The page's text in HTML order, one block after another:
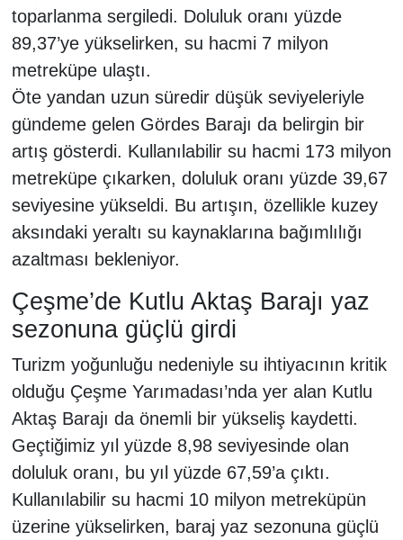
toparlanma sergiledi. Doluluk oranı yüzde
89,37’ye yükselirken, su hacmi 7 milyon
metreküpe ulaştı.
Öte yandan uzun süredir düşük seviyeleriyle
gündeme gelen Gördes Barajı da belirgin bir
artış gösterdi. Kullanılabilir su hacmi 173 milyon
metreküpe çıkarken, doluluk oranı yüzde 39,67
seviyesine yükseldi. Bu artışın, özellikle kuzey
aksındaki yeraltı su kaynaklarına bağımlılığı
azaltması bekleniyor.
Çeşme’de Kutlu Aktaş Barajı yaz
sezonuna güçlü girdi
Turizm yoğunluğu nedeniyle su ihtiyacının kritik
olduğu Çeşme Yarımadası’nda yer alan Kutlu
Aktaş Barajı da önemli bir yükseliş kaydetti.
Geçtiğimiz yıl yüzde 8,98 seviyesinde olan
doluluk oranı, bu yıl yüzde 67,59’a çıktı.
Kullanılabilir su hacmi 10 milyon metreküpün
üzerine yükselirken, baraj yaz sezonuna güçlü